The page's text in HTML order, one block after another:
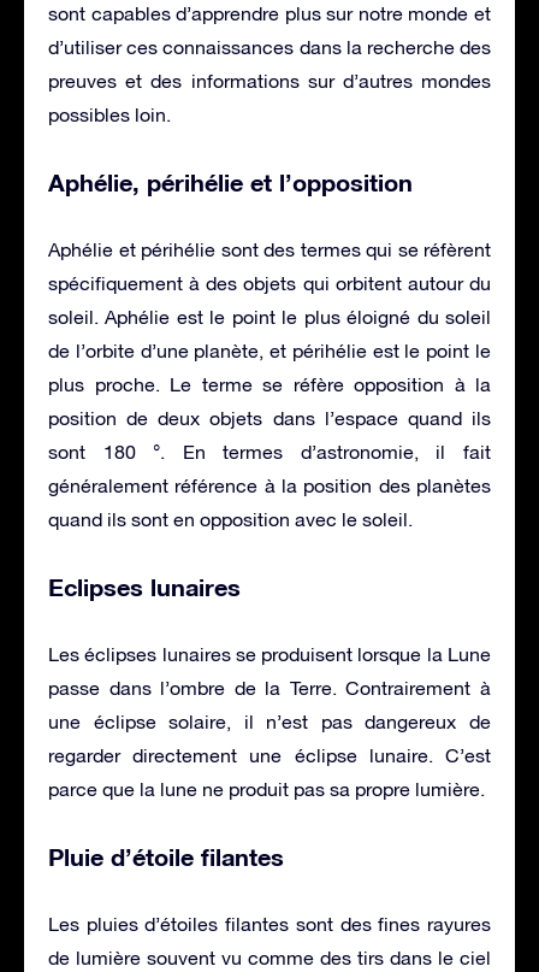
sont capables d’apprendre plus sur notre monde et
d’utiliser ces connaissances dans la recherche des
preuves et des informations sur d’autres mondes
possibles loin.
Aphélie, périhélie et l’opposition
Aphélie et périhélie sont des termes qui se réfèrent
spécifiquement à des objets qui orbitent autour du
soleil. Aphélie est le point le plus éloigné du soleil
de l’orbite d’une planète, et périhélie est le point le
plus proche. Le terme se réfère opposition à la
position de deux objets dans l’espace quand ils
sont 180 °. En termes d’astronomie, il fait
généralement référence à la position des planètes
quand ils sont en opposition avec le soleil.
Eclipses lunaires
Les éclipses lunaires se produisent lorsque la Lune
passe dans l’ombre de la Terre. Contrairement à
une éclipse solaire, il n’est pas dangereux de
regarder directement une éclipse lunaire. C’est
parce que la lune ne produit pas sa propre lumière.
Pluie d’étoile filantes
Les pluies d’étoiles filantes sont des fines rayures
de lumière souvent vu comme des tirs dans le ciel